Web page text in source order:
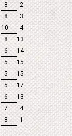
8
2
8
3
10
4
8
13
6
14
5
15
5
15
5
17
6
13
7
4
8 1